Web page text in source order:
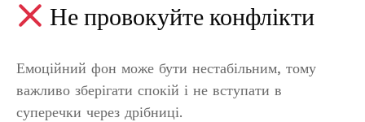
Не провокуйте конфлікти
Емоційний фон може бути нестабільним, тому
важливо зберігати спокій і не вступати в
суперечки через дрібниці.